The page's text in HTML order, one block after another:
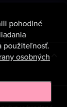
pohodlné
použiteľnosť.
osobných